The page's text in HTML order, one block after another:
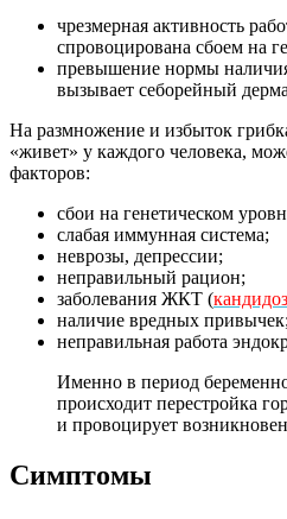
чрезмерная активность
спровоцирована сбоем на
превышение нормы
вызывает себорейный
На размножение и избыток
«живет» у каждого человека,
факторов:
сбои на генетическом
слабая иммунная система;
неврозы, депрессии;
неправильный рацион;
заболевания ЖКТ (
наличие вредных привычек;
неправильная работа
Именно в период
происходит перестройка
и провоцирует
Симптомы